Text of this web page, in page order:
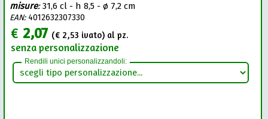
misure:31,6 cl - h 8,5 - ø 7,2 cm
EAN:4012632307330
€ 2,07 (€ 2,53 ivato) al pz.
senza personalizzazione
Rendili unici personalizzandoli: